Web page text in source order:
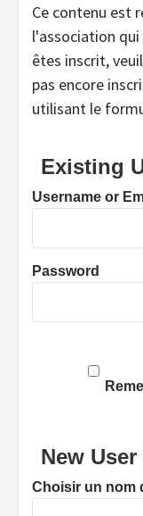
Ce contenu est
l'association qui
êtes inscrit,
pas encore
utilisant le
Existing
Username or
Password
New
Choisir un nom